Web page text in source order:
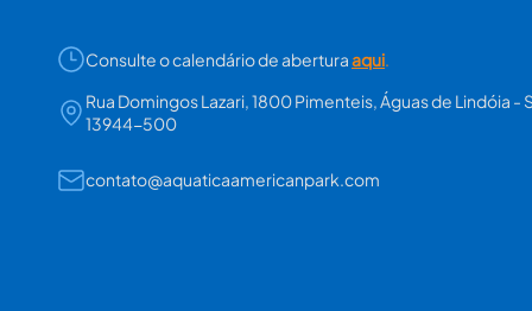
Consulte o calendário de aberturaaqui.
Rua Domingos Lazari, 1800 Pimenteis, Águas de Lindóia -
13944-500
contato@aquaticaamericanpark.com